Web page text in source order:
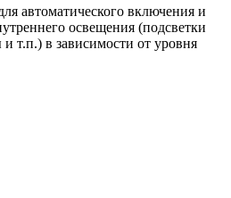
автоматического включения и
освещения (подсветки
т.п.) в зависимости от уровня